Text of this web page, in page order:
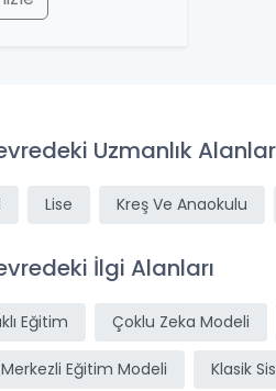
Uzmanlık
Lise Kreş Ve Anaokulu
İlgi Alanları
Eğitim Çoklu Zeka Modeli
Eğitim Modeli Klasik